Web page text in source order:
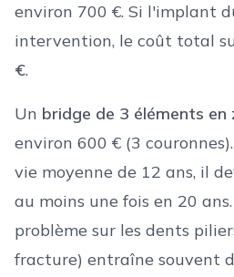
environ 700 €. Si l'implant
intervention, le coût total
€.
Un bridge de 3 éléments en
environ 600 € (3
vie moyenne de 12 ans, il
au moins une fois en 20
problème sur les dents
fracture) entraîne souvent